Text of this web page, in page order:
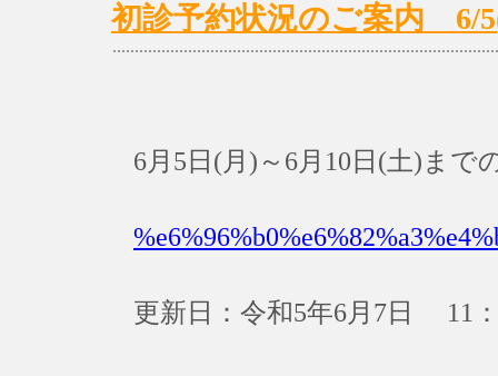
初診予約状況のご案内 6/
6月5日(月)～6月10日(土)まで
更新日：令和5年6月7日 11